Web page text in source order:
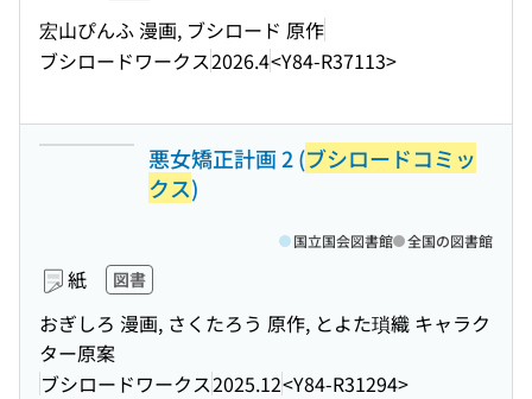
宏山ぴんふ 漫画, ブシロード 原作
ブシロードワークス2026.4<Y84-R37113>
悪女矯正計画 2 (ブシロードコミッ
クス)
紙 図書
おぎしろ 漫画, さくたろう 原作, とよた瑣織 キャラク
ター原案
ブシロードワークス2025.12<Y84-R31294>
国立国会図書館 全国の図書館